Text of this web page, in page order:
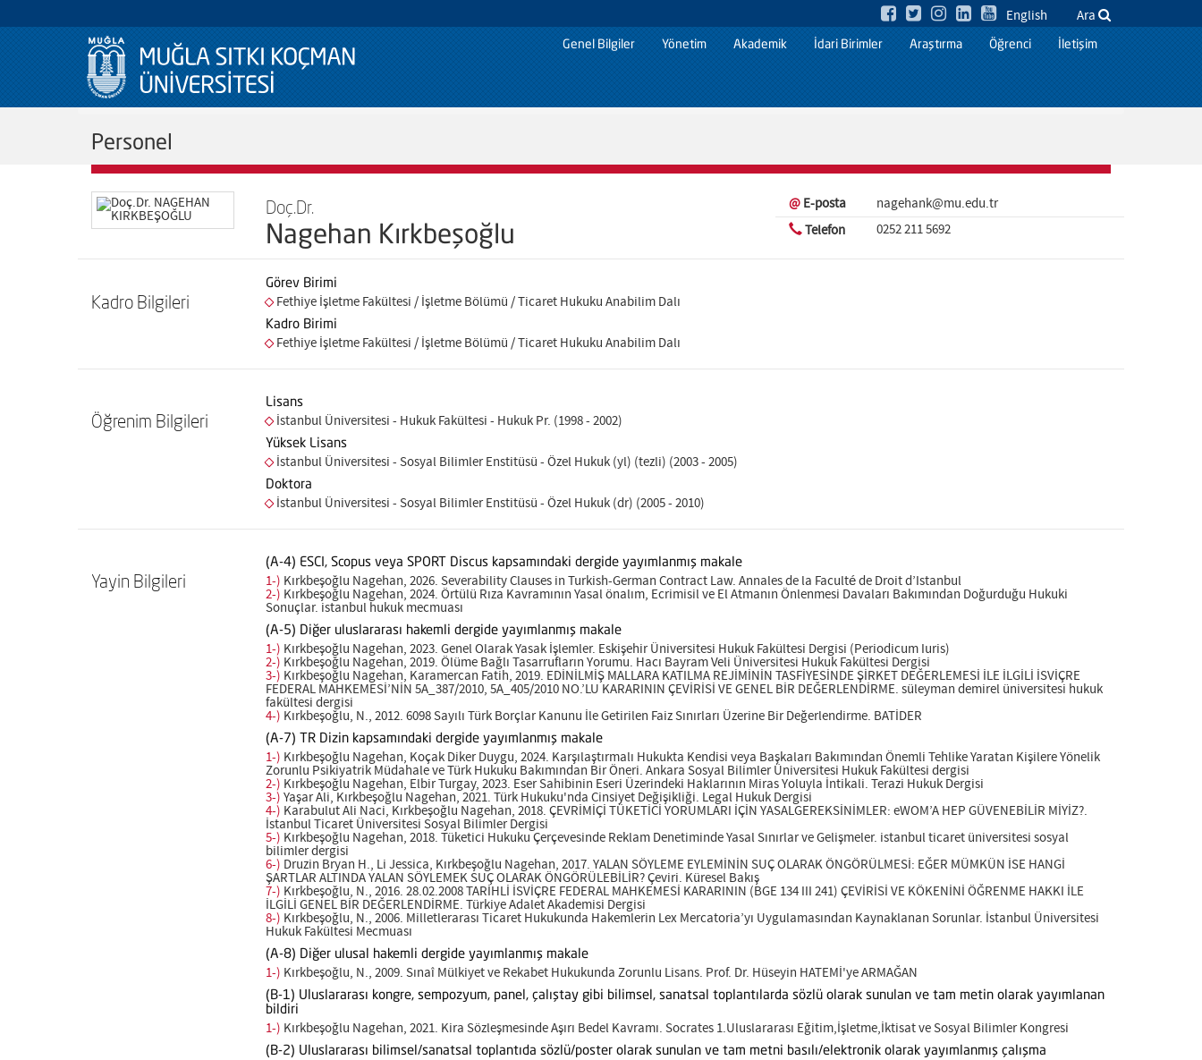
English Ara
Genel Bilgiler Yönetim Akademik İdari Birimler Araştırma Öğrenci İletişim
Personel
Doç.Dr.
Nagehan Kırkbeşoğlu
@ E-posta
nagehank@mu.edu.tr
Telefon
0252 211 5692
Kadro Bilgileri
Görev Birimi
Fethiye İşletme Fakültesi / İşletme Bölümü / Ticaret Hukuku Anabilim Dalı
Kadro Birimi
Fethiye İşletme Fakültesi / İşletme Bölümü / Ticaret Hukuku Anabilim Dalı
Öğrenim Bilgileri
Lisans
İstanbul Üniversitesi - Hukuk Fakültesi - Hukuk Pr. (1998 - 2002)
Yüksek Lisans
İstanbul Üniversitesi - Sosyal Bilimler Enstitüsü - Özel Hukuk (yl) (tezli) (2003 - 2005)
Doktora
İstanbul Üniversitesi - Sosyal Bilimler Enstitüsü - Özel Hukuk (dr) (2005 - 2010)
Yayin Bilgileri
(A-4) ESCI, Scopus veya SPORT Discus kapsamındaki dergide yayımlanmış makale
1-) Kırkbeşoğlu Nagehan, 2026. Severability Clauses in Turkish-German Contract Law. Annales de la Faculté de Droit d’Istanbul
2-) Kırkbeşoğlu Nagehan, 2024. Örtülü Rıza Kavramının Yasal önalım, Ecrimisil ve El Atmanın Önlenmesi Davaları Bakımından Doğurduğu Hukuki
Sonuçlar. istanbul hukuk mecmuası
(A-5) Diğer uluslararası hakemli dergide yayımlanmış makale
1-) Kırkbeşoğlu Nagehan, 2023. Genel Olarak Yasak İşlemler. Eskişehir Üniversitesi Hukuk Fakültesi Dergisi (Periodicum Iuris)
2-) Kırkbeşoğlu Nagehan, 2019. Ölüme Bağlı Tasarrufların Yorumu. Hacı Bayram Veli Üniversitesi Hukuk Fakültesi Dergisi
3-) Kırkbeşoğlu Nagehan, Karamercan Fatih, 2019. EDİNİLMİŞ MALLARA KATILMA REJİMİNİN TASFİYESİNDE ŞİRKET DEĞERLEMESİ İLE İLGİLİ İSVİÇRE
FEDERAL MAHKEMESİ’NİN 5A_387/2010, 5A_405/2010 NO.’LU KARARININ ÇEVİRİSİ VE GENEL BİR DEĞERLENDİRME. süleyman demirel üniversitesi hukuk
fakültesi dergisi
4-) Kırkbeşoğlu, N., 2012. 6098 Sayılı Türk Borçlar Kanunu İle Getirilen Faiz Sınırları Üzerine Bir Değerlendirme. BATİDER
(A-7) TR Dizin kapsamındaki dergide yayımlanmış makale
1-) Kırkbeşoğlu Nagehan, Koçak Diker Duygu, 2024. Karşılaştırmalı Hukukta Kendisi veya Başkaları Bakımından Önemli Tehlike Yaratan Kişilere Yönelik
Zorunlu Psikiyatrik Müdahale ve Türk Hukuku Bakımından Bir Öneri. Ankara Sosyal Bilimler Üniversitesi Hukuk Fakültesi dergisi
2-) Kırkbeşoğlu Nagehan, Elbir Turgay, 2023. Eser Sahibinin Eseri Üzerindeki Haklarının Miras Yoluyla İntikali. Terazi Hukuk Dergisi
3-) Yaşar Ali, Kırkbeşoğlu Nagehan, 2021. Türk Hukuku'nda Cinsiyet Değişikliği. Legal Hukuk Dergisi
4-) Karabulut Ali Naci, Kırkbeşoğlu Nagehan, 2018. ÇEVRİMİÇİ TÜKETİCİ YORUMLARI İÇİN YASALGEREKSİNİMLER: eWOM’A HEP GÜVENEBİLİR MİYİZ?.
İstanbul Ticaret Üniversitesi Sosyal Bilimler Dergisi
5-) Kırkbeşoğlu Nagehan, 2018. Tüketici Hukuku Çerçevesinde Reklam Denetiminde Yasal Sınırlar ve Gelişmeler. istanbul ticaret üniversitesi sosyal
bilimler dergisi
6-) Druzin Bryan H., Li Jessica, Kırkbeşoğlu Nagehan, 2017. YALAN SÖYLEME EYLEMİNİN SUÇ OLARAK ÖNGÖRÜLMESİ: EĞER MÜMKÜN İSE HANGİ
ŞARTLAR ALTINDA YALAN SÖYLEMEK SUÇ OLARAK ÖNGÖRÜLEBİLİR? Çeviri. Küresel Bakış
7-) Kırkbeşoğlu, N., 2016. 28.02.2008 TARİHLİ İSVİÇRE FEDERAL MAHKEMESİ KARARININ (BGE 134 III 241) ÇEVİRİSİ VE KÖKENİNİ ÖĞRENME HAKKI İLE
İLGİLİ GENEL BİR DEĞERLENDİRME. Türkiye Adalet Akademisi Dergisi
8-) Kırkbeşoğlu, N., 2006. Milletlerarası Ticaret Hukukunda Hakemlerin Lex Mercatoria’yı Uygulamasından Kaynaklanan Sorunlar. İstanbul Üniversitesi
Hukuk Fakültesi Mecmuası
(A-8) Diğer ulusal hakemli dergide yayımlanmış makale
1-) Kırkbeşoğlu, N., 2009. Sınaî Mülkiyet ve Rekabet Hukukunda Zorunlu Lisans. Prof. Dr. Hüseyin HATEMİ'ye ARMAĞAN
(B-1) Uluslararası kongre, sempozyum, panel, çalıştay gibi bilimsel, sanatsal toplantılarda sözlü olarak sunulan ve tam metin olarak yayımlanan
bildiri
1-) Kırkbeşoğlu Nagehan, 2021. Kira Sözleşmesinde Aşırı Bedel Kavramı. Socrates 1.Uluslararası Eğitim,İşletme,İktisat ve Sosyal Bilimler Kongresi
(B-2) Uluslararası bilimsel/sanatsal toplantıda sözlü/poster olarak sunulan ve tam metni basılı/elektronik olarak yayımlanmış çalışma